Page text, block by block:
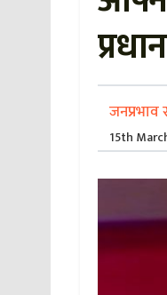
जनप्रभाव
15th